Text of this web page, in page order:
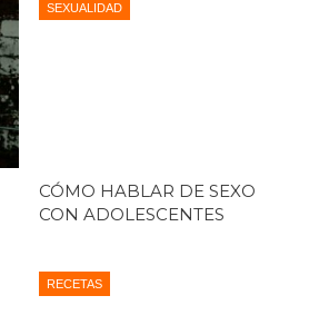
SEXUALIDAD
CÓMO HABLAR DE SEXO
CON ADOLESCENTES
RECETAS